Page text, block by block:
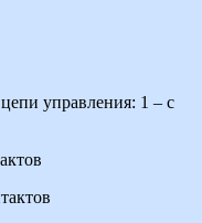
управления: 1 – с